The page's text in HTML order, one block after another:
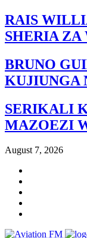
RAIS
SHERIA
BRUNO
KUJIUNGA
SERIKALI
MAZOEZI
August 7, 2026